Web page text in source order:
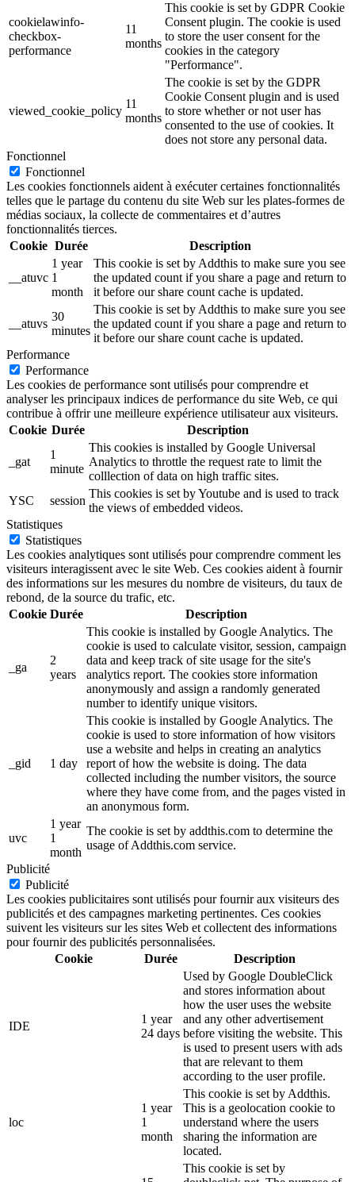
cookielawinfo-
checkbox-
performance
11
months
This cookie is set by GDPR Cookie
Consent plugin. The cookie is used
to store the user consent for the
cookies in the category
"Performance".
viewed_cookie_policy
11
months
The cookie is set by the GDPR
Cookie Consent plugin and is used
to store whether or not user has
consented to the use of cookies. It
does not store any personal data.
Fonctionnel
Fonctionnel
Les cookies fonctionnels aident à exécuter certaines fonctionnalités
telles que le partage du contenu du site Web sur les plates-formes de
médias sociaux, la collecte de commentaires et d’autres
fonctionnalités tierces.
Cookie Durée Description
__atuvc
1 year
1
month
This cookie is set by Addthis to make sure you see
the updated count if you share a page and return to
it before our share count cache is updated.
__atuvs
30
minutes
This cookie is set by Addthis to make sure you see
the updated count if you share a page and return to
it before our share count cache is updated.
Performance
Performance
Les cookies de performance sont utilisés pour comprendre et
analyser les principaux indices de performance du site Web, ce qui
contribue à offrir une meilleure expérience utilisateur aux visiteurs.
Cookie Durée Description
_gat
1
minute
This cookies is installed by Google Universal
Analytics to throttle the request rate to limit the
colllection of data on high traffic sites.
YSC
session
This cookies is set by Youtube and is used to track
the views of embedded videos.
Statistiques
Statistiques
Les cookies analytiques sont utilisés pour comprendre comment les
visiteurs interagissent avec le site Web. Ces cookies aident à fournir
des informations sur les mesures du nombre de visiteurs, du taux de
rebond, de la source du trafic, etc.
Cookie Durée Description
_ga
2
years
This cookie is installed by Google Analytics. The
cookie is used to calculate visitor, session, campaign
data and keep track of site usage for the site's
analytics report. The cookies store information
anonymously and assign a randomly generated
number to identify unique visitors.
_gid 1 day
This cookie is installed by Google Analytics. The
cookie is used to store information of how visitors
use a website and helps in creating an analytics
report of how the website is doing. The data
collected including the number visitors, the source
where they have come from, and the pages visted in
an anonymous form.
uvc
1 year
1
month
The cookie is set by addthis.com to determine the
usage of Addthis.com service.
Publicité
Publicité
Les cookies publicitaires sont utilisés pour fournir aux visiteurs des
publicités et des campagnes marketing pertinentes. Ces cookies
suivent les visiteurs sur les sites Web et collectent des informations
pour fournir des publicités personnalisées.
Cookie
Durée Description
IDE
1 year
24 days
Used by Google DoubleClick
and stores information about
how the user uses the website
and any other advertisement
before visiting the website. This
is used to present users with ads
that are relevant to them
according to the user profile.
loc
1 year
1
month
This cookie is set by Addthis.
This is a geolocation cookie to
understand where the users
sharing the information are
located.
This cookie is set by